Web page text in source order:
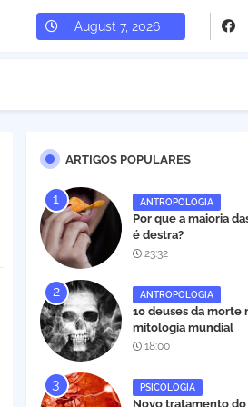
August 7, 2026
ARTIGOS POPULARES
ANTROPOLOGIA
Por que a maioria
é destra?
23:32
ANTROPOLOGIA
10 deuses da morte
mitologia mundial
18:00
PSICOLOGIA
Novo tratamento do